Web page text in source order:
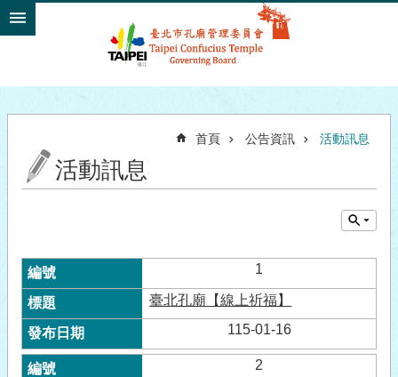
跳到主要內容區塊
首頁 公告資訊 活動訊息
活動訊息
1
臺北孔廟【線上祈福】
115-01-16
2